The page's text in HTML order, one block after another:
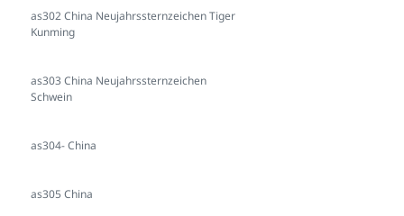
as302 China Neujahrssternzeichen Tiger
Kunming
as303 China Neujahrssternzeichen
Schwein
as304- China
as305 China